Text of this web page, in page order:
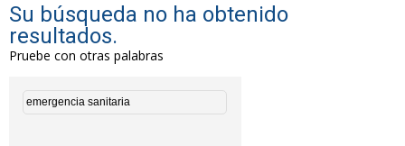
Su búsqueda no ha obtenido
resultados.
Pruebe con otras palabras